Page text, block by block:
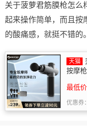
关于菠萝君筋膜枪怎么
起来操作简单，而且按
的酸痛感，就挺不错的。
按摩
最低价
优惠券：